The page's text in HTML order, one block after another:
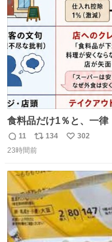
食料品だけ1％と、一
みました。 参考になる
返
信
11
リ
ポ
数
134
い
数
302
23時間前